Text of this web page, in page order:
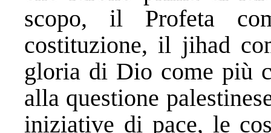
scopo, il Profeta
costituzione, il jihad
gloria di Dio come più
alla questione
iniziative di pace, le